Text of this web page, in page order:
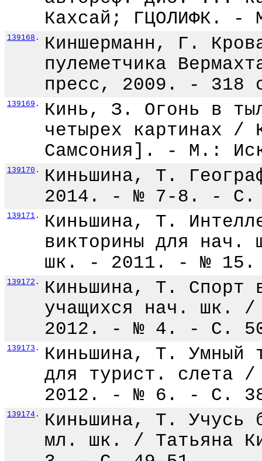
Кахсай; ГЦОЛИФК.
139168 .
Киншерманн, Г.
пулеметчика
пресс, 2009. - 318
139169 .
Кинь, З. Огонь в
четырех картинах
Самсония]. - М.:
139170 .
Киньшина, Т.
2014. - № 7-8. - С.
139171 .
Киньшина, Т.
викторины для
шк. - 2011. - №
139172 .
Киньшина, Т. Спорт
учащихся нач. шк.
2012. - № 4. - С.
139173 .
Киньшина, Т. Умный
для турист. слета
2012. - № 6. - С.
139174 .
Киньшина, Т. Учусь
мл. шк. / Татьяна